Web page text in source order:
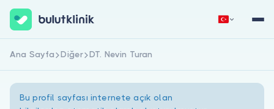
Hemen Kaydol
Ana Sayfa Diğer DT. Nevin Turan
Bu profil sayfası internete açık olan